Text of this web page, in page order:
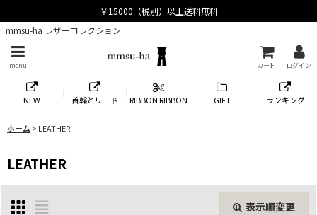
mmsu-ha レザーコレクション
menu カート ログイン
NEW 首輪とリード RIBBON RIBBON GIFT ランキング
ホーム> LEATHER
LEATHER
表示順変更